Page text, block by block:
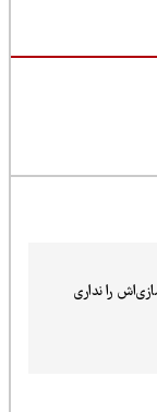
نداری